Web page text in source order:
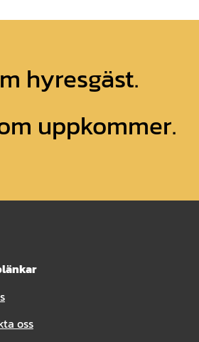
hyresgäst.
uppkommer.
oss